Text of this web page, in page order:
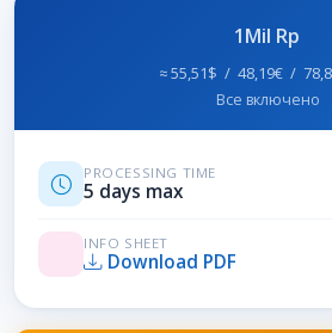
1Mil Rp
≈ 55,51$ / 48,19€ /
Все включено
PROCESSING TIME
5 days max
INFO SHEET
Download PDF